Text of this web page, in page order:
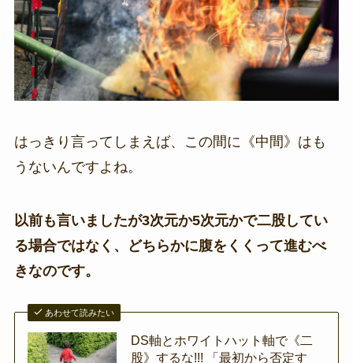
はっきり言ってしまえば、この間に《中間》はも
うないんですよね。
以前も言いましたが3次元か5次元かで二股してい
る場合ではなく、どちらかに腹をくくって進むべ
きなのです。
あわせて読みたい
DS軸とホワイトハット軸で《二
股》するな!!! 「最初から否定す